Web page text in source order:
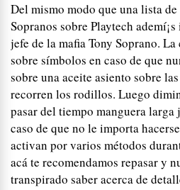
Del mismo modo que una lista
Sopranos sobre Playtech
jefe de la mafia Tony Soprano.
sobre símbolos en caso de que
sobre una aceite asiento sobre
recorren los rodillos. Luego
pasar del tiempo manguera larga
caso de que no le importa
activan por varios métodos
acá te recomendamos repasar y
transpirado saber acerca de